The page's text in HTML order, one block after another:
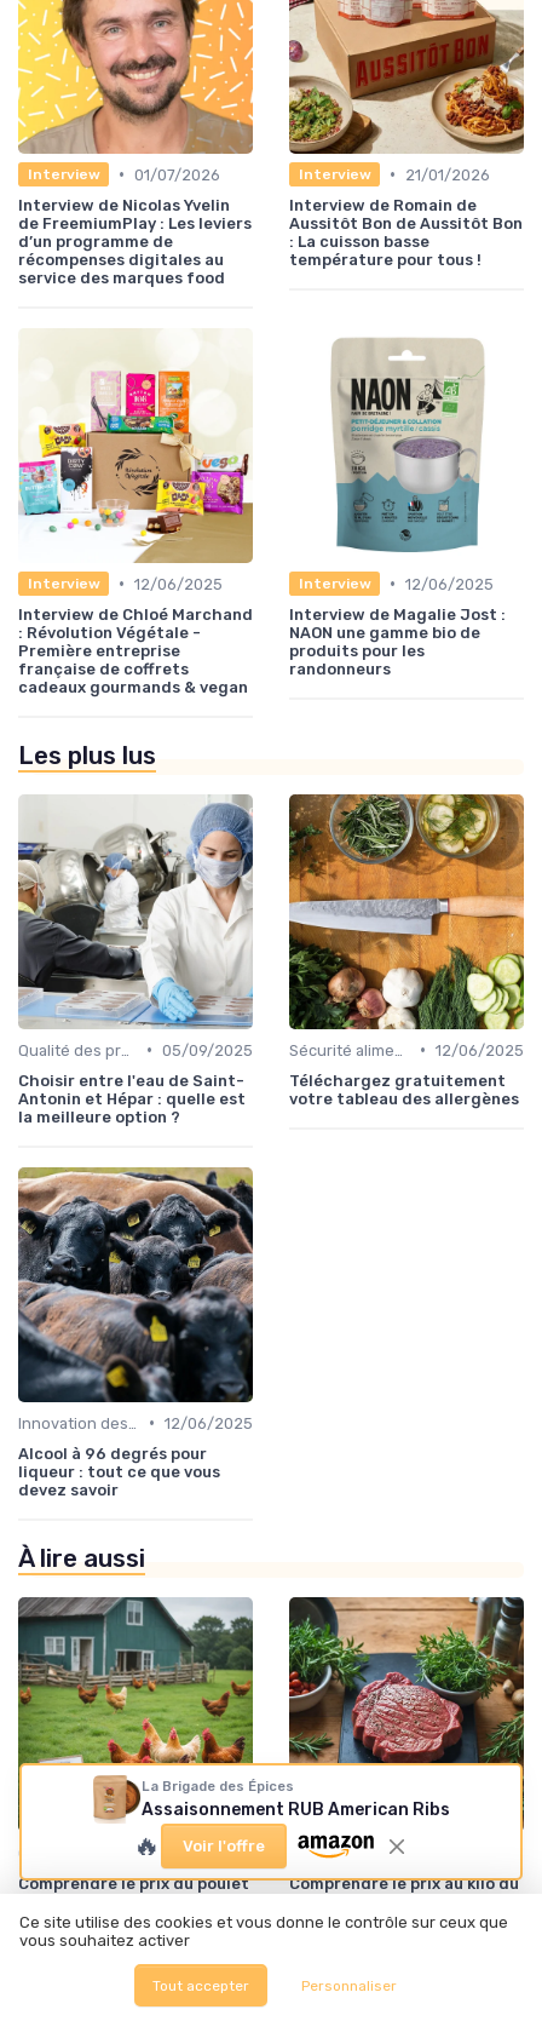
Interview • 01/07/2026
Interview de Nicolas Yvelin
de FreemiumPlay : Les leviers
d’un programme de
récompenses digitales au
service des marques food
Interview •
21/01/2026
Interview de Romain de
Aussitôt Bon de Aussitôt Bon
: La cuisson basse
température pour tous !
Interview • 12/06/2025
Interview de Chloé Marchand
: Révolution Végétale -
Première entreprise
française de coffrets
cadeaux gourmands & vegan
Interview • 12/06/2025
Interview de Magalie Jost :
NAON une gamme bio de
produits pour les
randonneurs
Les plus lus
• 05/09/2025
Choisir entre l'eau de Saint-
Antonin et Hépar : quelle est
la meilleure option ?
• 12/06/2025
Téléchargez gratuitement
votre tableau des allergènes
• 12/06/2025
Alcool à 96 degrés pour
liqueur : tout ce que vous
devez savoir
À lire aussi
Qualité des produits •
26/12/2025
Comprendre le prix du poulet
savoir
Salaire dans la food
Comprendre le prix au kilo du
savoir
La Brigade des Épices
Assaisonnement RUB American Ribs
🔥 Voir l'offre
Ce site utilise des cookies et vous donne le contrôle sur ceux que
vous souhaitez activer
Tout accepter Personnaliser